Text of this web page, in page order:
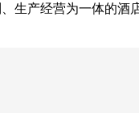
生产经营为一体的酒